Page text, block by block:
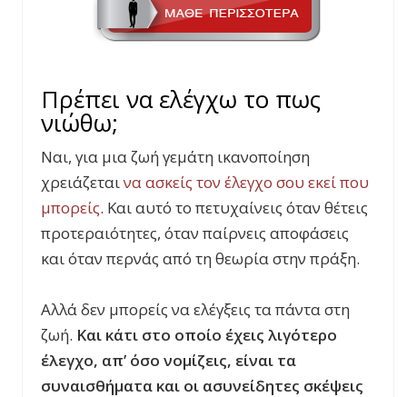
Πρέπει να ελέγχω το πως
νιώθω;
Ναι, για μια ζωή γεμάτη ικανοποίηση
χρειάζεταινα ασκείς τον έλεγχο σου εκεί που
μπορείς. Και αυτό το πετυχαίνεις όταν θέτεις
προτεραιότητες, όταν παίρνεις αποφάσεις
και όταν περνάς από τη θεωρία στην πράξη.
Αλλά δεν μπορείς να ελέγξεις τα πάντα στη
ζωή. Και κάτι στο οποίο έχεις λιγότερο
έλεγχο, απ’ όσο νομίζεις, είναι τα
συναισθήματα και οι ασυνείδητες σκέψεις